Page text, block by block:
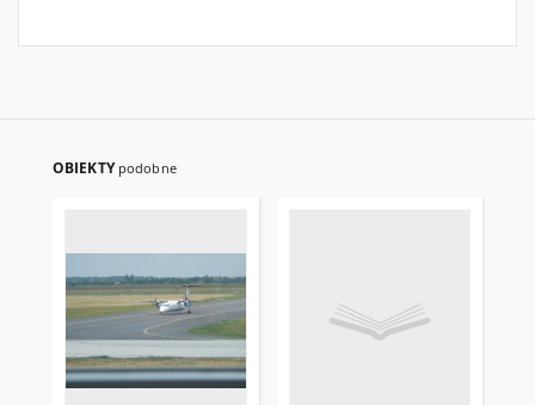
OBIEKTY podobne